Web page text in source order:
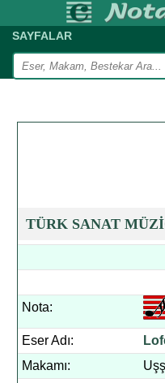
SAYFALAR
TÜRK SANAT
Nota:
Eser Adı:
Makamı: